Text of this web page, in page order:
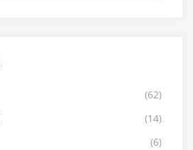
(62)
(14)
(6)